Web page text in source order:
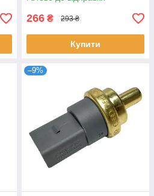
266 ₴ 293 ₴
Купити
–9%